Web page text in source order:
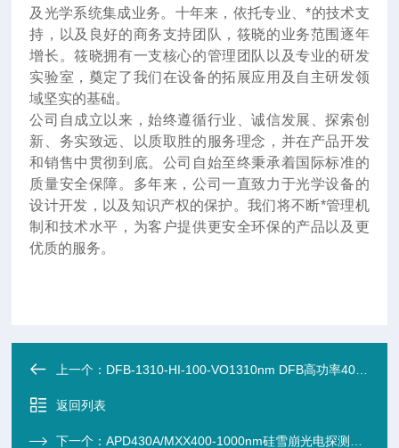
及光学系统集成业务。十年来 ， 依托专业、*的技术支
持，以及良好的商务支持团队，筱晓的业务范围逐年
增长。筱晓拥有一支核心的管理团队以及专业的研发
实验室，奠定了我们在设备的拓展应用及自主研发领
域坚实的基础。
公司自成立以来，始终遵循行业、诚信发展、探索创
新、务实致远、以质取胜的服务理念，并在产品开发
和销售中贯彻到底。公司自始至终秉承着国际标准的
质量安全保障。多年来，公司一直致力于光学设备的
设计开发，以及知识产权的保护。我们将不断*管理机
制和技术水平，为客户提供更安全环保的产品以及更
优质的服务。
上一个： DFB-1310-HI-100-VO1310nm DFB高功率400mW激光二极管
返回列表
下一个：APD430A/MXX400-1000nm硅雪崩光电探测器（ф0.5mm）400MHz